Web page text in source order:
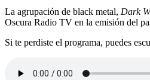
La agrupación de black metal, Dark
Oscura Radio TV en la emisión del
Si te perdiste el programa, puedes